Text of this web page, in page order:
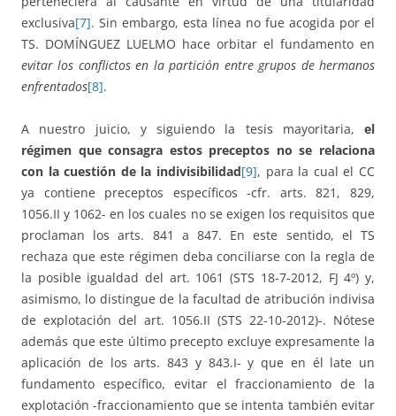
exclusiva[7]. Sin embargo, esta línea no fue acogida por el
TS. DOMÍNGUEZ LUELMO hace orbitar el fundamento en
evitar los conflictos en la partición entre grupos de hermanos
enfrentados[8].
A nuestro juicio, y siguiendo la tesis mayoritaria, el
régimen que consagra estos preceptos no se relaciona
con la cuestión de la indivisibilidad[9], para la cual el CC
ya contiene preceptos específicos -cfr. arts. 821, 829,
1056.II y 1062- en los cuales no se exigen los requisitos que
proclaman los arts. 841 a 847. En este sentido, el TS
rechaza que este régimen deba conciliarse con la regla de
la posible igualdad del art. 1061 (STS 18-7-2012, FJ 4º) y,
asimismo, lo distingue de la facultad de atribución indivisa
de explotación del art. 1056.II (STS 22-10-2012)-. Nótese
además que este último precepto excluye expresamente la
aplicación de los arts. 843 y 843.I- y que en él late un
fundamento específico, evitar el fraccionamiento de la
explotación -fraccionamiento que se intenta también evitar